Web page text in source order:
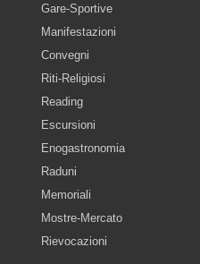
Gare-Sportive
Manifestazioni
Convegni
Riti-Religiosi
Reading
Escursioni
Enogastronomia
Raduni
Memoriali
Mostre-Mercato
Rievocazioni